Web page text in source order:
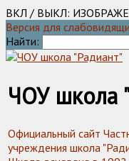
ВКЛ / ВЫКЛ:
Версия для
Найти:
ЧОУ школа
Официальный сайт
учреждения школа